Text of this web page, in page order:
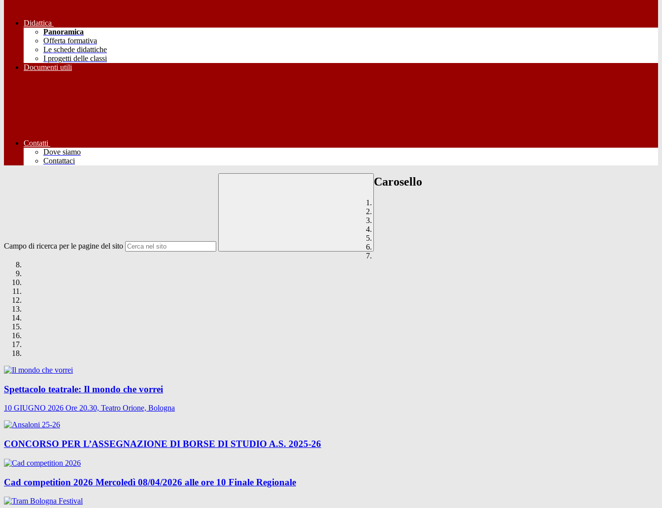
Didattica
Panoramica
Offerta formativa
Le schede didattiche
I progetti delle classi
Documenti utili
Contatti
Dove siamo
Contattaci
Campo di ricerca per le pagine del sito
Carosello
Spettacolo teatrale: Il mondo che vorrei
10 GIUGNO 2026 Ore 20.30, Teatro Orione, Bologna
CONCORSO PER L’ASSEGNAZIONE DI BORSE DI STUDIO A.S. 2025-26
Cad competition 2026 Mercoledì 08/04/2026 alle ore 10 Finale Regionale